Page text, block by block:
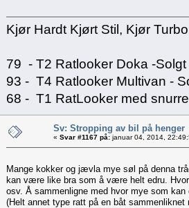
Kjør Hardt Kjørt Stil, Kjør
79 - T2 Ratlooker Doka -Solgt
93 - T4 Ratlooker Multivan -
68 - T1 RatLooker med snurre
Sv: Stropping av bil på henger
« Svar #1167 på: januar 04, 2014,
Mange kokker og jævla mye søl på denna
kan være like bra som å være helt edru.
osv. Å sammenligne med hvor mye som
(Helt annet type ratt på en båt sammenliknet